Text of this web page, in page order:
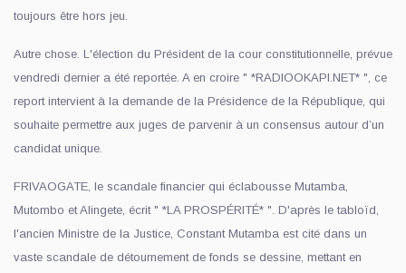
toujours être hors jeu.
Autre chose. L'élection du Président de la cour constitutionnelle, prévue
vendredi dernier a été reportée. A en croire " *RADIOOKAPI.NET* ", ce
report intervient à la demande de la Présidence de la République, qui
souhaite permettre aux juges de parvenir à un consensus autour d’un
candidat unique.
FRIVAOGATE, le scandale financier qui éclabousse Mutamba,
Mutombo et Alingete, écrit " *LA PROSPÉRITÉ* ". D'après le tabloïd,
l'ancien Ministre de la Justice, Constant Mutamba est cité dans un
vaste scandale de détournement de fonds se dessine, mettant en